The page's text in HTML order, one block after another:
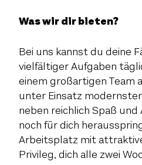
Was wir dir bieten?
Bei uns kannst du deine
vielfältiger Aufgaben
einem großartigen Team
unter Einsatz modernster
neben reichlich Spaß
noch für dich
Arbeitsplatz mit
Privileg, dich alle zwei